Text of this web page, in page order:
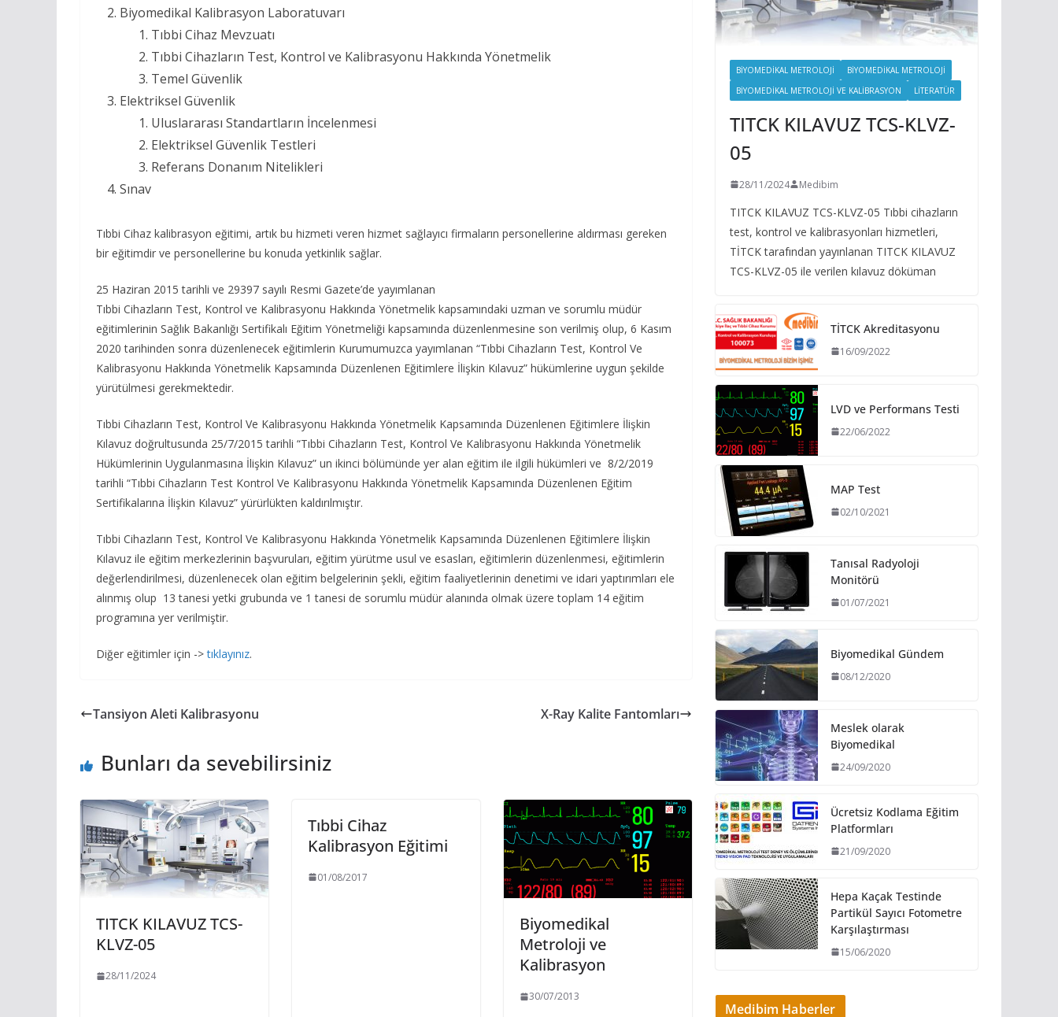
Biyomedikal Kalibrasyon Laboratuvarı
Tıbbi Cihaz Mevzuatı
Tıbbi Cihazların Test, Kontrol ve Kalibrasyonu Hakkında Yönetmelik
Temel Güvenlik
Elektriksel Güvenlik
Uluslararası Standartların İncelenmesi
Elektriksel Güvenlik Testleri
Referans Donanım Nitelikleri
Sınav
Tıbbi Cihaz kalibrasyon eğitimi, artık bu hizmeti veren hizmet sağlayıcı firmaların personellerine aldırması gereken
bir eğitimdir ve personellerine bu konuda yetkinlik sağlar.
25 Haziran 2015 tarihli ve 29397 sayılı Resmi Gazete’de yayımlanan
Tıbbi Cihazların Test, Kontrol ve Kalibrasyonu Hakkında Yönetmelik kapsamındaki uzman ve sorumlu müdür
eğitimlerinin Sağlık Bakanlığı Sertifikalı Eğitim Yönetmeliği kapsamında düzenlenmesine son verilmiş olup, 6 Kasım
2020 tarihinden sonra düzenlenecek eğitimlerin Kurumumuzca yayımlanan “Tıbbi Cihazların Test, Kontrol Ve
Kalibrasyonu Hakkında Yönetmelik Kapsamında Düzenlenen Eğitimlere İlişkin Kılavuz” hükümlerine uygun şekilde
yürütülmesi gerekmektedir.
Tıbbi Cihazların Test, Kontrol Ve Kalibrasyonu Hakkında Yönetmelik Kapsamında Düzenlenen Eğitimlere İlişkin
Kılavuz doğrultusunda 25/7/2015 tarihli “Tıbbi Cihazların Test, Kontrol Ve Kalibrasyonu Hakkında Yönetmelik
Hükümlerinin Uygulanmasına İlişkin Kılavuz” un ikinci bölümünde yer alan eğitim ile ilgili hükümleri ve 8/2/2019
tarihli “Tıbbi Cihazların Test Kontrol Ve Kalibrasyonu Hakkında Yönetmelik Kapsamında Düzenlenen Eğitim
Sertifikalarına İlişkin Kılavuz” yürürlükten kaldırılmıştır.
Tıbbi Cihazların Test, Kontrol Ve Kalibrasyonu Hakkında Yönetmelik Kapsamında Düzenlenen Eğitimlere İlişkin
Kılavuz ile eğitim merkezlerinin başvuruları, eğitim yürütme usul ve esasları, eğitimlerin düzenlenmesi, eğitimlerin
değerlendirilmesi, düzenlenecek olan eğitim belgelerinin şekli, eğitim faaliyetlerinin denetimi ve idari yaptırımları ele
alınmış olup 13 tanesi yetki grubunda ve 1 tanesi de sorumlu müdür alanında olmak üzere toplam 14 eğitim
programına yer verilmiştir.
Diğer eğitimler için ->tıklayınız.
Tansiyon Aleti Kalibrasyonu X-Ray Kalite Fantomları
Bunları da sevebilirsiniz
TITCK KILAVUZ TCS-
KLVZ-05
28/11/2024
Tıbbi Cihaz
Kalibrasyon Eğitimi
01/08/2017
Biyomedikal
Metroloji ve
Kalibrasyon
30/07/2013
BİYOMEDİKAL METROLOJİ
BIYOMEDIKAL METROLOJI
BIYOMEDIKAL METROLOJI VE KALIBRASYON
LITERATÜR
TITCK KILAVUZ TCS-KLVZ-
05
28/11/2024 Medibim
TITCK KILAVUZ TCS-KLVZ-05 Tıbbi cihazların
test, kontrol ve kalibrasyonları hizmetleri,
TİTCK tarafından yayınlanan TITCK KILAVUZ
TCS-KLVZ-05 ile verilen kılavuz döküman
TİTCK Akreditasyonu
16/09/2022
LVD ve Performans Testi
22/06/2022
MAP Test
02/10/2021
Tanısal Radyoloji
Monitörü
01/07/2021
Biyomedikal Gündem
08/12/2020
Meslek olarak
Biyomedikal
24/09/2020
Ücretsiz Kodlama Eğitim
Platformları
21/09/2020
Hepa Kaçak Testinde
Partikül Sayıcı Fotometre
Karşılaştırması
15/06/2020
Medibim Haberler